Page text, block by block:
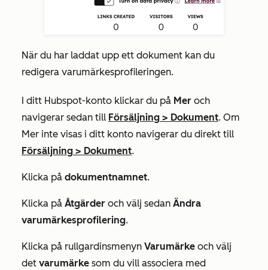
När du har laddat upp ett dokument kan du
redigera varumärkesprofileringen.
I ditt Hubspot-konto klickar du på Mer och
navigerar sedan till Försäljning > Dokument. Om
Mer inte visas i ditt konto navigerar du direkt till
Försäljning > Dokument.
Klicka på dokumentnamnet.
Klicka på Åtgärder och välj sedan Ändra
varumärkesprofilering.
Klicka på rullgardinsmenyn Varumärke och välj
det varumärke som du vill associera med